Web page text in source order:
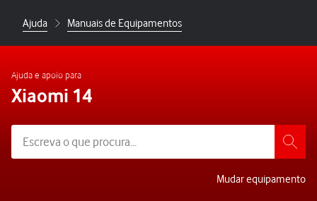
Ajuda Manuais de Equipamentos
Ajuda e apoio para
Xiaomi 14
Mudar equipamento